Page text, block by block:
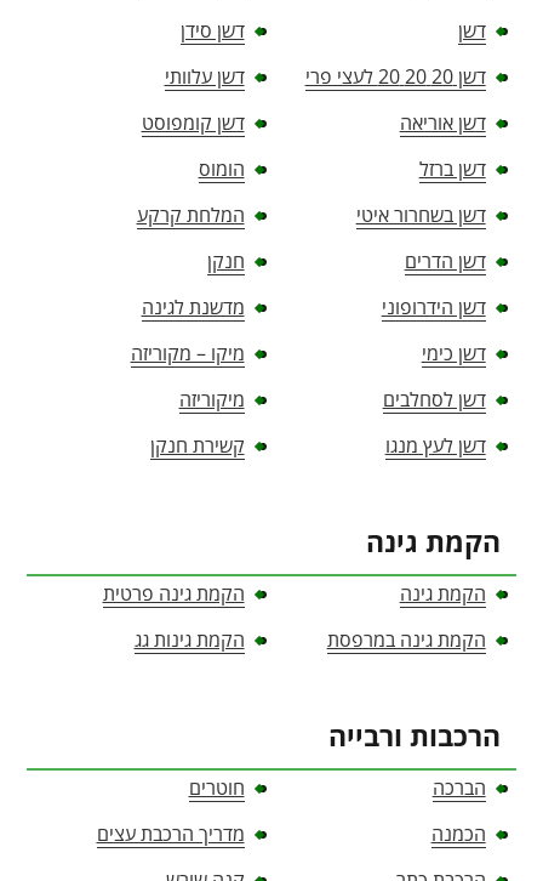
דשן
דשן 20 20 20 לעצי פרי
דשן אוריאה
דשן ברזל
דשן בשחרור איטי
דשן הדרים
דשן הידרופוני
דשן כימי
דשן לסחלבים
דשן לעץ מנגו
דשן סידן
דשן עלוותי
דשן קומפוסט
הומוס
המלחת קרקע
חנקן
מדשנת לגינה
מיקו – מקוריזה
מיקוריזה
קשירת חנקן
הקמת גינה
הקמת גינה
הקמת גינה במרפסת
הקמת גינה פרטית
הקמת גינות גג
הרכבות ורבייה
הברכה
הכמנה
חוטרים
מדריך הרכבת עצים